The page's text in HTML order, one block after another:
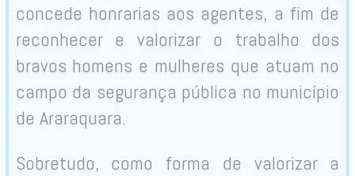
concede honrarias aos agentes, a fim de
reconhecer e valorizar o trabalho dos
bravos homens e mulheres que atuam no
campo da segurança pública no município
de Araraquara.
Sobretudo, como forma de valorizar a